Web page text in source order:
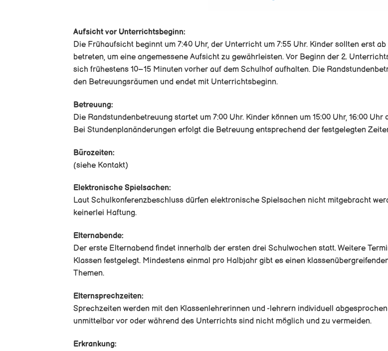
Aufsicht vor Unterrichtsbeginn:
Die Frühaufsicht beginnt um 7:40 Uhr, der Unterricht um 7:55 Uhr. Kinder sollten erst
betreten, um eine angemessene Aufsicht zu gewährleisten. Vor Beginn der 2.
sich frühestens 10–15 Minuten vorher auf dem Schulhof aufhalten. Die
den Betreuungsräumen und endet mit Unterrichtsbeginn.
Betreuung:
Die Randstundenbetreuung startet um 7:00 Uhr. Kinder können um 15:00 Uhr, 16:00
Bei Stundenplanänderungen erfolgt die Betreuung entsprechend der festgelegten
Bürozeiten:
(siehe Kontakt)
Elektronische Spielsachen:
Laut Schulkonferenzbeschluss dürfen elektronische Spielsachen nicht mitgebracht
keinerlei Haftung.
Elternabende:
Der erste Elternabend findet innerhalb der ersten drei Schulwochen statt. Weitere
Klassen festgelegt. Mindestens einmal pro Halbjahr gibt es einen
Themen.
Elternsprechzeiten:
Sprechzeiten werden mit den Klassenlehrerinnen und -lehrern individuell
unmittelbar vor oder während des Unterrichts sind nicht möglich und zu vermeiden.
Erkrankung: